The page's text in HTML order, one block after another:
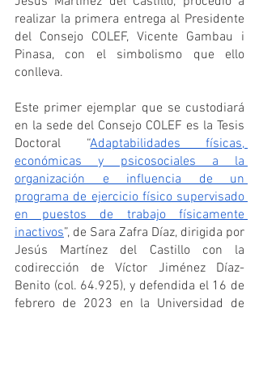
realizar la primera entrega al Presidente
del Consejo COLEF, Vicente Gambau i
Pinasa, con el simbolismo que ello
conlleva.
Este primer ejemplar que se custodiará
en la sede del Consejo COLEF es la Tesis
Doctoral “Adaptabilidades físicas,
económicas y psicosociales a la
organización e influencia de un
programa de ejercicio físico supervisado
en puestos de trabajo físicamente
inactivos”, de Sara Zafra Díaz, dirigida por
Jesús Martínez del Castillo con la
codirección de Víctor Jiménez Díaz-
Benito (col. 64.925), y defendida el 16 de
febrero de 2023 en la Universidad de